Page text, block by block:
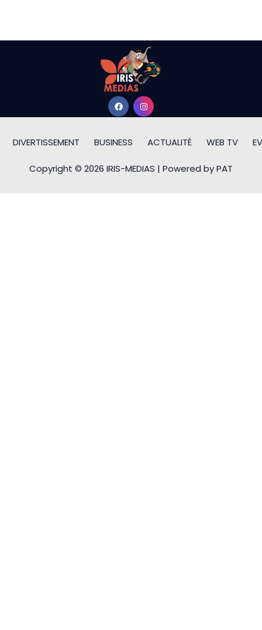
DIVERTISSEMENT BUSINESS ACTUALITÉ WEB TV
Copyright © 2026 IRIS-MEDIAS | Powered by PAT